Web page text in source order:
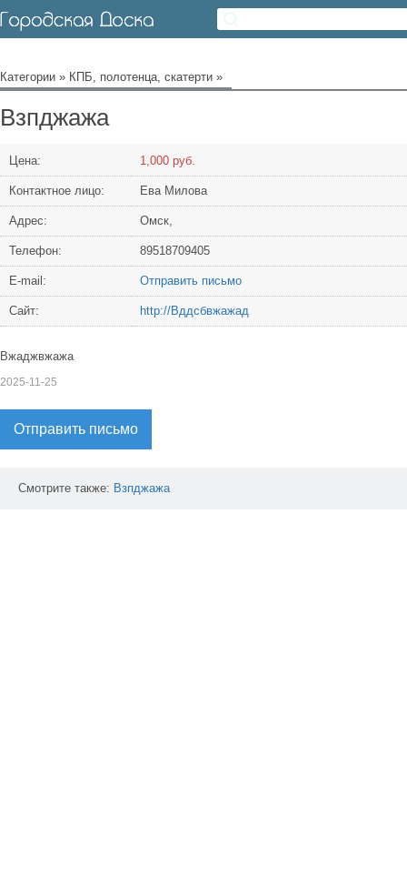
Категории » КПБ, полотенца, скатерти »
Взпджажа
Цена: 1,000 руб.
Контактное лицо: Ева Милова
Адрес: Омск,
Телефон: 89518709405
Е-mail: Отправить письмо
Сайт: http://Вддсбвжажад
Вжаджвжажа
2025-11-25
Отправить письмо
Смотрите также: Взпджажа